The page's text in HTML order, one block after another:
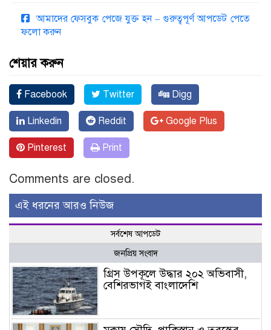
আমাদের ফেসবুক পেজে যুক্ত হন – গুরুত্বপূর্ণ আপডেট পেতে
ফলো করুন
শেয়ার করুন
Facebook Twitter Digg
Linkedin Reddit Google Plus
Pinterest Print
Comments are closed.
এই ধরনের আরও নিউজ
সর্বশেষ আপডেট
জনপ্রিয় সংবাদ
গ্রিস উপকূলে উদ্ধার ২০২ অভিবাসী,
বেশিরভাগই বাংলাদেশি